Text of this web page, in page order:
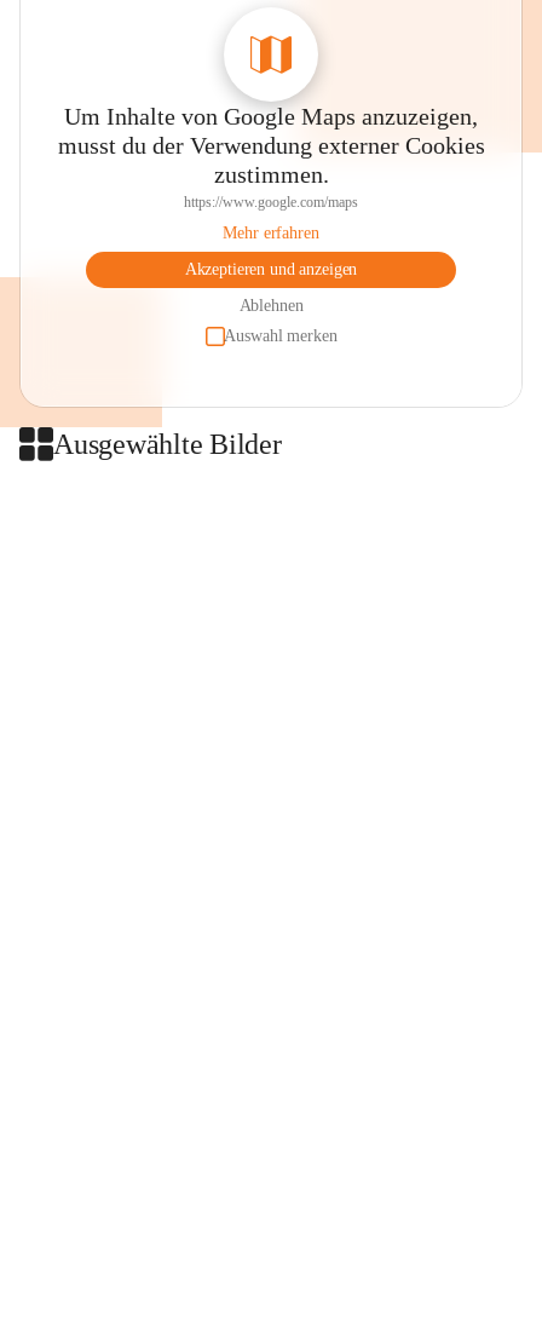
Um Inhalte von Google Maps anzuzeigen,
musst du der Verwendung externer Cookies
zustimmen.
https://www.google.com/maps
Mehr erfahren
Akzeptieren und anzeigen
Ablehnen
Auswahl merken
Ausgewählte Bilder